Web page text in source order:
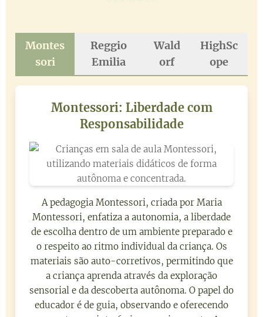
Montes
sori
Reggio
Emilia
Wald
orf
HighSc
ope
Montessori: Liberdade com
Responsabilidade
A pedagogia Montessori, criada por Maria
Montessori, enfatiza a autonomia, a liberdade
de escolha dentro de um ambiente preparado e
o respeito ao ritmo individual da criança. Os
materiais são auto-corretivos, permitindo que
a criança aprenda através da exploração
sensorial e da descoberta autônoma. O papel do
educador é de guia, observando e oferecendo